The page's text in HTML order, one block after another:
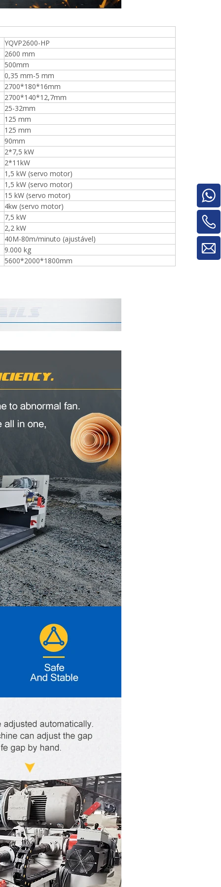
Pilha de madeira compensada para
máquinas para trabalhar madeira para
máquina de rotatividade de
material/máquina de rotatividade de
painel
YQVP2600-HP
2600 mm
500mm
0,35 mm-5 mm
2700*180*16mm
2700*140*12,7mm
25-32mm
125 mm
125 mm
90mm
2*7,5 kW
2*11kW
1,5 kW (servo motor)
1,5 kW (servo motor)
15 kW (servo motor)
4kw (servo motor)
7,5 kW
2,2 kW
40M-80m/minuto (ajustável)
9.000 kg
5600*2000*1800mm